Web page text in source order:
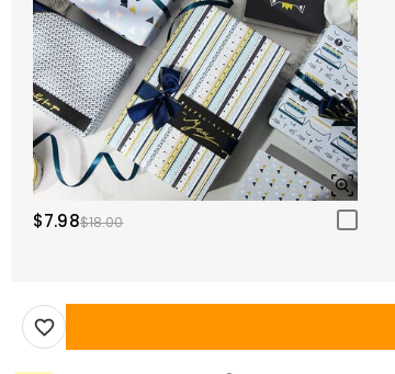
$7.98$18.00